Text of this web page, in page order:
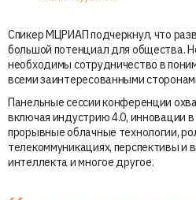
Спикер МЦРИАП подчеркнул, что
большой потенциал для общества.
необходимы сотрудничество в
всеми заинтересованными
Панельные сессии конференции
включая индустрию 4.0, инновации
прорывные облачные технологии,
телекоммуникациях, перспективы и
интеллекта и многое другое.